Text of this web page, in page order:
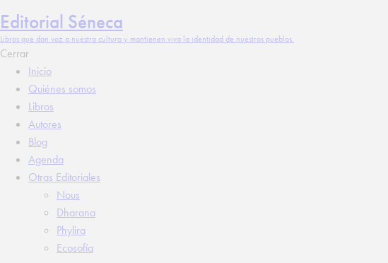
Editorial Séneca
Libros que dan voz a nuestra cultura y mantienen viva la identidad de nuestros pueblos.
Cerrar
Inicio
Quiénes somos
Libros
Autores
Blog
Agenda
Otras Editoriales
Nous
Dharana
Phylira
Ecosofía